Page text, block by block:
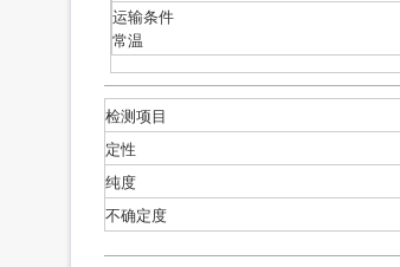
运输条件
常温
检测项目
定性
纯度
不确定度